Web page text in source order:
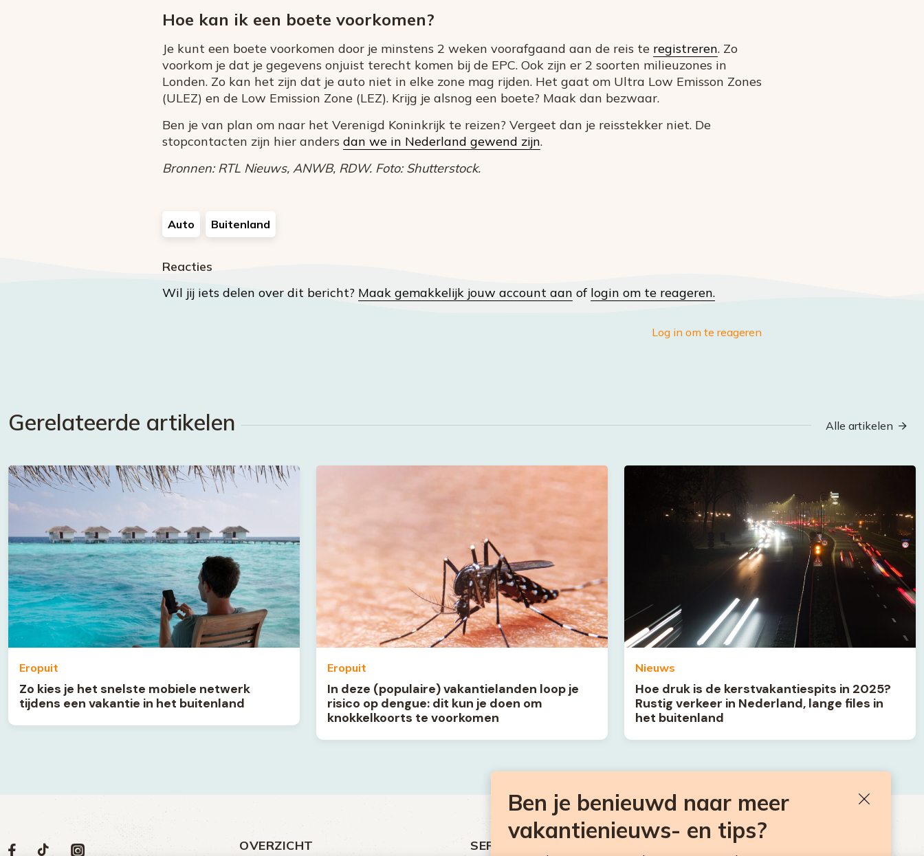
Hoe kan ik een boete voorkomen?
Je kunt een boete voorkomen door je minstens 2 weken voorafgaand aan de reis te registreren. Zo
voorkom je dat je gegevens onjuist terecht komen bij de EPC. Ook zijn er 2 soorten milieuzones in
Londen. Zo kan het zijn dat je auto niet in elke zone mag rijden. Het gaat om Ultra Low Emisson Zones
(ULEZ) en de Low Emission Zone (LEZ). Krijg je alsnog een boete? Maak dan bezwaar.
Ben je van plan om naar het Verenigd Koninkrijk te reizen? Vergeet dan je reisstekker niet. De
stopcontacten zijn hier anders dan we in Nederland gewend zijn.
Bronnen: RTL Nieuws, ANWB, RDW. Foto: Shutterstock.
Auto Buitenland
Reacties
Wil jij iets delen over dit bericht? Maak gemakkelijk jouw account aan of login om te reageren.
Log in om te reageren
Gerelateerde artikelen Alle artikelen
Eropuit
Zo kies je het snelste mobiele netwerk
tijdens een vakantie in het buitenland
Eropuit
In deze (populaire) vakantielanden loop je
risico op dengue: dit kun je doen om
knokkelkoorts te voorkomen
Nieuws
Hoe druk is de kerstvakantiespits in 2025?
Rustig verkeer in Nederland, lange files in
het buitenland
Volg
Social
Volg Volg Volg OVERZICHT SERVICE BEN JE BENIEUWD NAAR MEER
Ben je benieuwd naar meer
vakantienieuws- en tips?